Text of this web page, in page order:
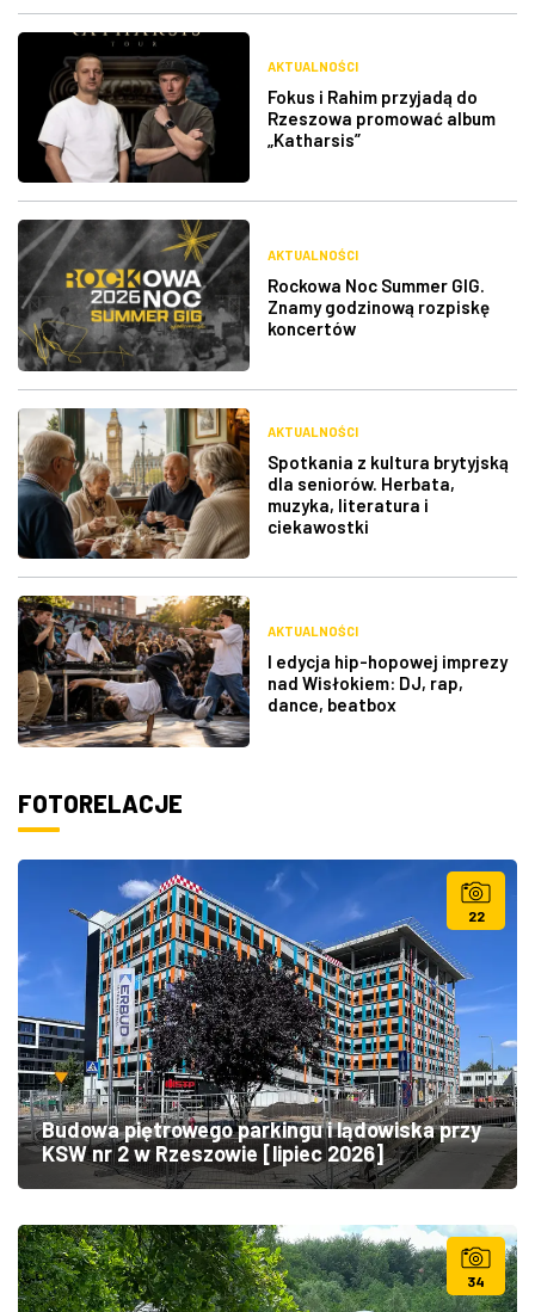
AKTUALNOŚCI
Fokus i Rahim przyjadą do
Rzeszowa promować album
„Katharsis”
AKTUALNOŚCI
Rockowa Noc Summer GIG.
Znamy godzinową rozpiskę
koncertów
AKTUALNOŚCI
Spotkania z kultura brytyjską
dla seniorów. Herbata,
muzyka, literatura i
ciekawostki
AKTUALNOŚCI
I edycja hip-hopowej imprezy
nad Wisłokiem: DJ, rap,
dance, beatbox
FOTORELACJE
22
Budowa piętrowego parkingu i lądowiska przy
KSW nr 2 w Rzeszowie [lipiec 2026]
34